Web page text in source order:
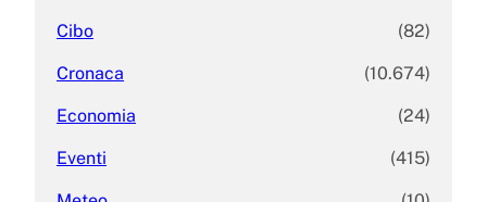
Cibo (82)
Cronaca (10.674)
Economia (24)
Eventi (415)